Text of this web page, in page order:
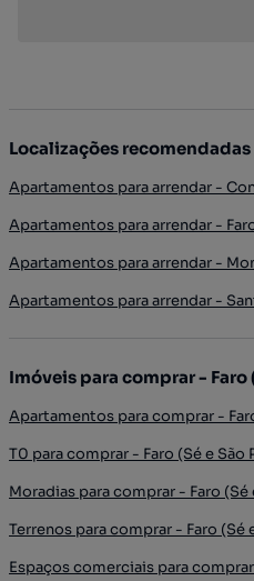
Localizações recomendadas
Apartamentos para arrendar -
Apartamentos para arrendar -
Apartamentos para arrendar -
Apartamentos para arrendar -
Imóveis para comprar - Faro
Apartamentos para comprar -
T0 para comprar - Faro (Sé e São
Moradias para comprar - Faro (Sé
Terrenos para comprar - Faro (Sé
Espaços comerciais para